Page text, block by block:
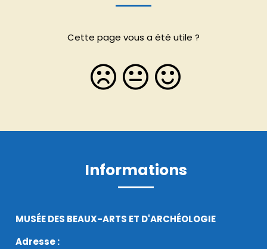
Cette page vous a été utile ?
Informations
MUSÉE DES BEAUX-ARTS ET D'ARCHÉOLOGIE
Adresse :